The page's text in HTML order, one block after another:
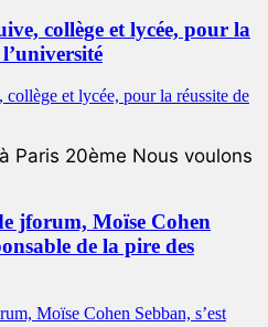
collège et lycée, pour la
Paris 20ème Nous voulons
jforum, Moïse Cohen
de la pire des